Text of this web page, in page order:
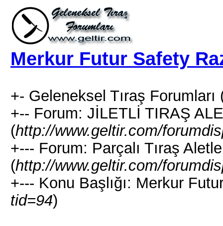
Merkur Futur Safety
+- Geleneksel Tıraş Forumları
+-- Forum: JİLETLİ TIRAŞ
(http://www.geltir.com/
+--- Forum: Parçalı Tıraş
(http://www.geltir.com/
+--- Konu Başlığı: Merkur
tid=94)